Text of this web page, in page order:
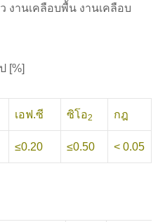
งานเคลือบพื้น งานเคลือบ
[%]
เอฟ.ซี ซิโอ2 กฎ
≤0.20 ≤0.50 < 0.05